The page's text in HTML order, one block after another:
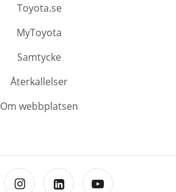
Toyota.se
MyToyota
Samtycke
Återkallelser
Om webbplatsen